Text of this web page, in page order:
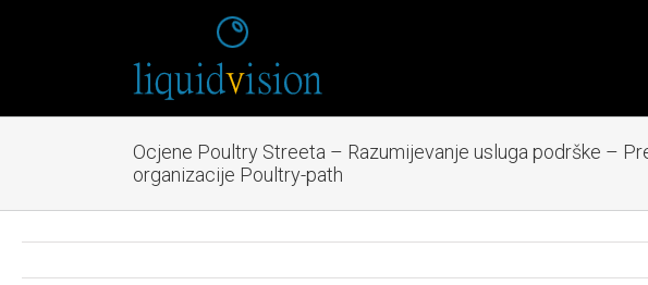
Ocjene Poultry Streeta – Razumijevanje usluga podrške –
organizacije Poultry-path